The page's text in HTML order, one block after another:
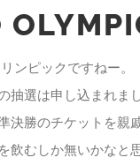
ンピックですねー。
抽選は申し込まれま
決勝のチケットを親
飲むしか無いかなと